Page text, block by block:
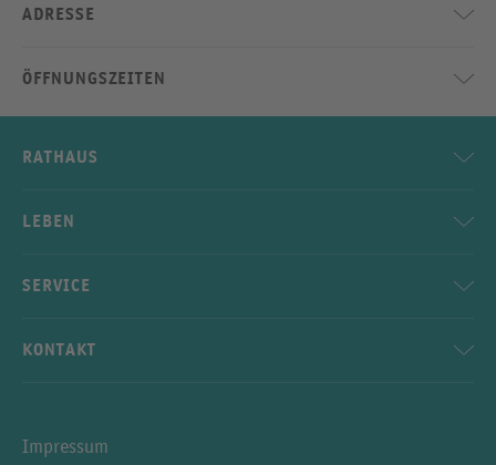
ADRESSE
ÖFFNUNGSZEITEN
RATHAUS
LEBEN
SERVICE
KONTAKT
Impressum